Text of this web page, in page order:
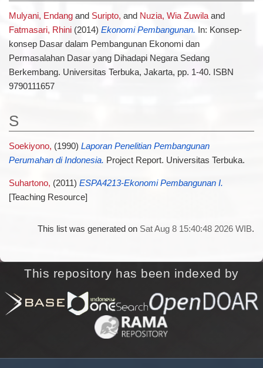
Mulyani, Endangand Suripto, and Nuzia, Wia Zuwilaand
Fatmasari, Rhini(2014) Ekonomi Pembangunan. In: Konsep-
konsep Dasar dalam Pembangunan Ekonomi dan
Permasalahan Dasar yang Dihadapi Negara Sedang
Berkembang. Universitas Terbuka, Jakarta, pp. 1-40. ISBN
9790111657
S
Soekiyono, (1990) Laporan Penelitian Pembangunan
Perumahan di Indonesia. Project Report. Universitas Terbuka.
Suhartono, (2011) ESPA4213-Ekonomi Pembangunan I.
[Teaching Resource]
This list was generated on Sat Aug 8 15:40:48 2026 WIB.
This repository has been indexed by